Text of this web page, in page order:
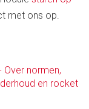
met ons op.
Over normen,
en rocket